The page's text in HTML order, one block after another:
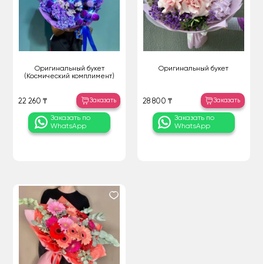
Оригинальный букет
(Космический комплимент)
22 260 ₸ Заказать
Заказать по
WhatsApp
Оригинальный букет
28 800 ₸ Заказать
Заказать по
WhatsApp